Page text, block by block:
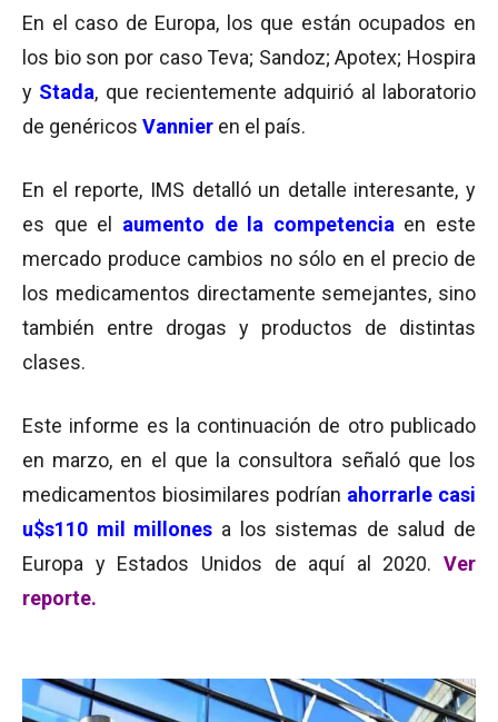
En el caso de Europa, los que están ocupados en
los bio son por caso Teva; Sandoz; Apotex; Hospira
y Stada, que recientemente adquirió al laboratorio
de genéricos Vannier en el país.
En el reporte, IMS detalló un detalle interesante, y
es que el aumento de la competencia en este
mercado produce cambios no sólo en el precio de
los medicamentos directamente semejantes, sino
también entre drogas y productos de distintas
clases.
Este informe es la continuación de otro publicado
en marzo, en el que la consultora señaló que los
medicamentos biosimilares podrían ahorrarle casi
u$s110 mil millones a los sistemas de salud de
Europa y Estados Unidos de aquí al 2020. Ver
reporte.